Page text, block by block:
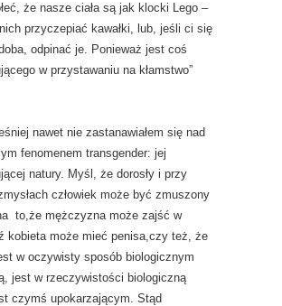
że nasze ciała są jak klocki Lego –
przyczepiać kawałki, lub, jeśli ci się
odpinać je. Ponieważ jest coś
w przystawaniu na kłamstwo”
nawet nie zastanawiałem się nad
fenomenem transgender: jej
natury. Myśl, że dorosły i przy
człowiek może być zmuszony
to,że mężczyzna może zajść w
kobieta może mieć penisa,czy też, że
w oczywisty sposób biologicznym
jest w rzeczywistości biologiczną
czymś upokarzającym. Stąd